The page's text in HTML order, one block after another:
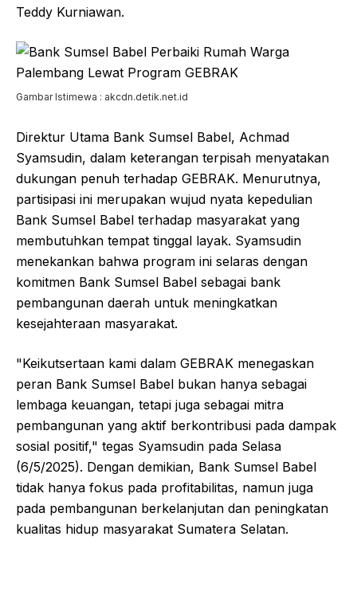
Teddy Kurniawan.
Gambar Istimewa : akcdn.detik.net.id
Direktur Utama Bank Sumsel Babel, Achmad
Syamsudin, dalam keterangan terpisah menyatakan
dukungan penuh terhadap GEBRAK. Menurutnya,
partisipasi ini merupakan wujud nyata kepedulian
Bank Sumsel Babel terhadap masyarakat yang
membutuhkan tempat tinggal layak. Syamsudin
menekankan bahwa program ini selaras dengan
komitmen Bank Sumsel Babel sebagai bank
pembangunan daerah untuk meningkatkan
kesejahteraan masyarakat.
"Keikutsertaan kami dalam GEBRAK menegaskan
peran Bank Sumsel Babel bukan hanya sebagai
lembaga keuangan, tetapi juga sebagai mitra
pembangunan yang aktif berkontribusi pada dampak
sosial positif," tegas Syamsudin pada Selasa
(6/5/2025). Dengan demikian, Bank Sumsel Babel
tidak hanya fokus pada profitabilitas, namun juga
pada pembangunan berkelanjutan dan peningkatan
kualitas hidup masyarakat Sumatera Selatan.